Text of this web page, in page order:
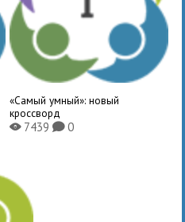
«Самый умный»: новый
кроссворд
X7439 K0